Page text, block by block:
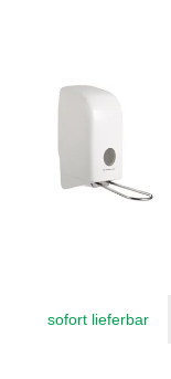
sofort lieferbar